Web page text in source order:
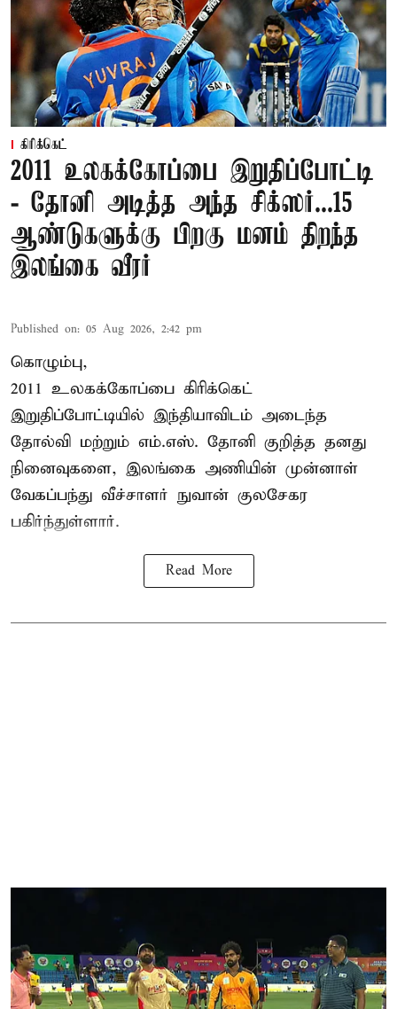
கிரிக்கெட்
2011 உலகக்கோப்பை இறுதிப்போட்டி
- தோனி அடித்த அந்த சிக்ஸர்...15
ஆண்டுகளுக்கு பிறகு மனம் திறந்த
இலங்கை வீரர்
Published on: 05 Aug 2026, 2:42 pm
கொழும்பு,
2011 உலகக்கோப்பை கிரிக்கெட்
இறுதிப்போட்டியில் இந்தியாவிடம் அடைந்த
தோல்வி மற்றும் எம்.எஸ். தோனி குறித்த தனது
நினைவுகளை, இலங்கை அணியின் முன்னாள்
வேகப்பந்து வீச்சாளர் நுவான் குலசேகர
பகிர்ந்துள்ளார்.
Read More